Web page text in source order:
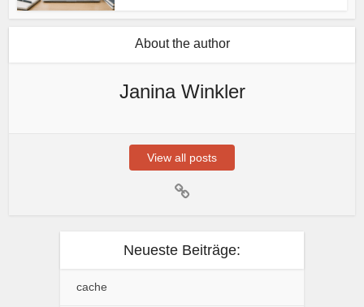
About the author
Janina Winkler
View all posts
Neueste Beiträge:
cache